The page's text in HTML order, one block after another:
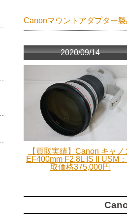
Canonマウントアダプター
2020/09/14
【買取実績】Canon キャノ
EF400mm F2.8L IS II USM
取価格375,000円